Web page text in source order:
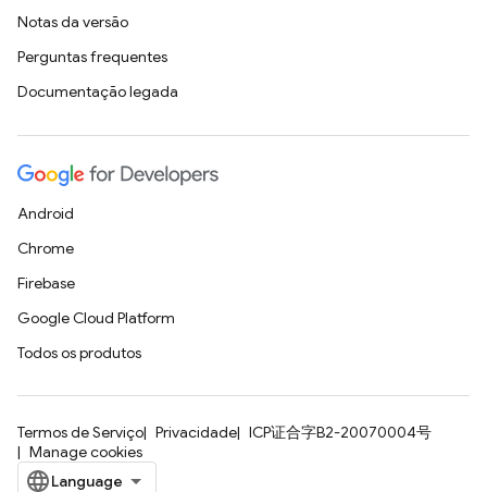
Notas da versão
Perguntas frequentes
Documentação legada
Android
Chrome
Firebase
Google Cloud Platform
Todos os produtos
Termos de Serviço Privacidade
ICP证合字B2-20070004号
Manage cookies